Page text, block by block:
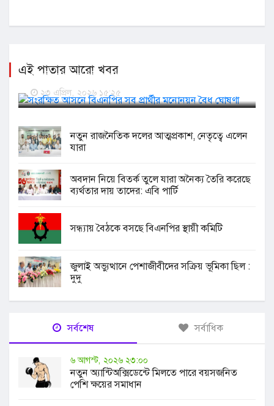
এই পাতার আরো খবর
সংরক্ষিত আসনে বিএনপির সব প্রার্থীর মনোনয়ন বৈধ ঘোষণা
২৩ এপ্রিল, ২০২৬ ১৫:২৫
নতুন রাজনৈতিক দলের আত্মপ্রকাশ, নেতৃত্বে এলেন
যারা
অবদান নিয়ে বিতর্ক তুলে যারা অনৈক্য তৈরি করেছে
ব্যর্থতার দায় তাদের: এবি পার্টি
সন্ধ্যায় বৈঠকে বসছে বিএনপির স্থায়ী কমিটি
জুলাই অভ্যুত্থানে পেশাজীবীদের সক্রিয় ভূমিকা ছিল :
দুদু
সর্বশেষ সর্বাধিক
৬ আগস্ট, ২০২৬ ২৩:০০
নতুন অ্যান্টিঅক্সিডেন্টে মিলতে পারে বয়সজনিত
পেশি ক্ষয়ের সমাধান